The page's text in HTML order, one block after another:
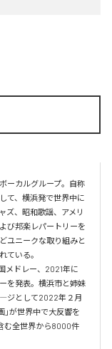
ーカルグループ。自称
て、横浜発で世界中に
ズ、昭和歌謡、アメリ
び邦楽レパートリーを
ユニークな取り組みと
ている。
メドレー、2021年に
を発表。横浜市と姉妹
ジとして2022年２月
」が世界中で大反響を
む全世界から8000件